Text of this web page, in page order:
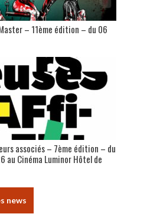
– 11ème édition – du 06
associés – 7ème édition – du
au Cinéma Luminor Hôtel de
news